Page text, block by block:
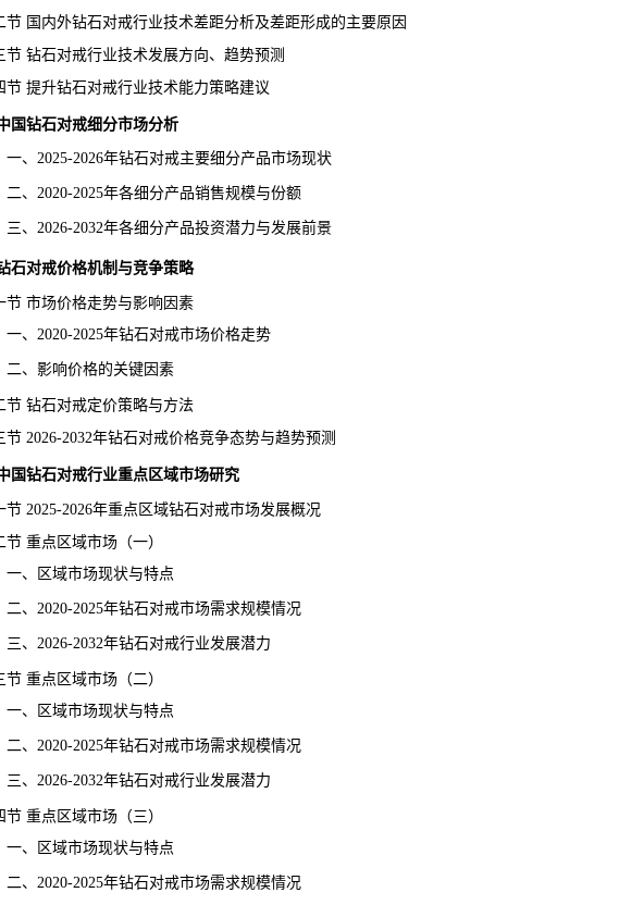
国内外钻石对戒行业技术差距分析及差距形成的主要原因
钻石对戒行业技术发展方向、趋势预测
提升钻石对戒行业技术能力策略建议
国钻石对戒细分市场分析
2026年钻石对戒主要细分产品市场现状
2025年各细分产品销售规模与份额
2032年各细分产品投资潜力与发展前景
石对戒价格机制与竞争策略
市场价格走势与影响因素
2025年钻石对戒市场价格走势
响价格的关键因素
钻石对戒定价策略与方法
2026-2032年钻石对戒价格竞争态势与趋势预测
国钻石对戒行业重点区域市场研究
2025-2026年重点区域钻石对戒市场发展概况
重点区域市场（一）
域市场现状与特点
2025年钻石对戒市场需求规模情况
2032年钻石对戒行业发展潜力
重点区域市场（二）
域市场现状与特点
2025年钻石对戒市场需求规模情况
2032年钻石对戒行业发展潜力
重点区域市场（三）
域市场现状与特点
2025年钻石对戒市场需求规模情况